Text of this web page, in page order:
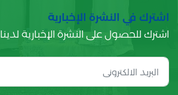
اشترك في النشرة الإخبارية
اشترك للحصول على النشرة الإخبارية لدينا